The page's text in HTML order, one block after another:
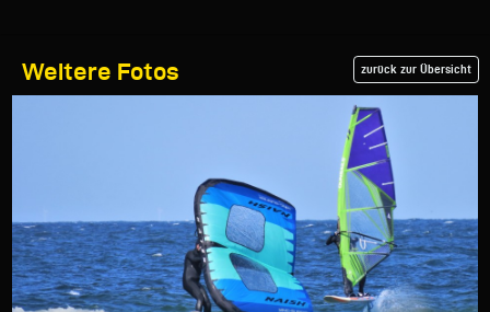
Weitere Fotos zurück zur Übersicht